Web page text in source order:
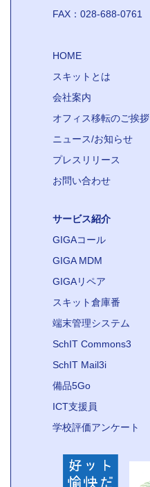
FAX：028-688-0761
HOME
スキットとは
会社案内
オフィス移転のご挨拶
ニュース/お知らせ
プレスリリース
お問い合わせ
サービス紹介
GIGAコール
GIGA MDM
GIGAリペア
スキット倉庫番
端末管理システム
SchIT Commons3
SchIT Mail3i
備品5Go
ICT支援員
学校評価アンケート